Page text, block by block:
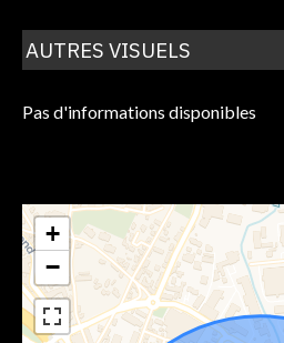
AUTRES VISUELS
Pas d'informations disponibles
+
−